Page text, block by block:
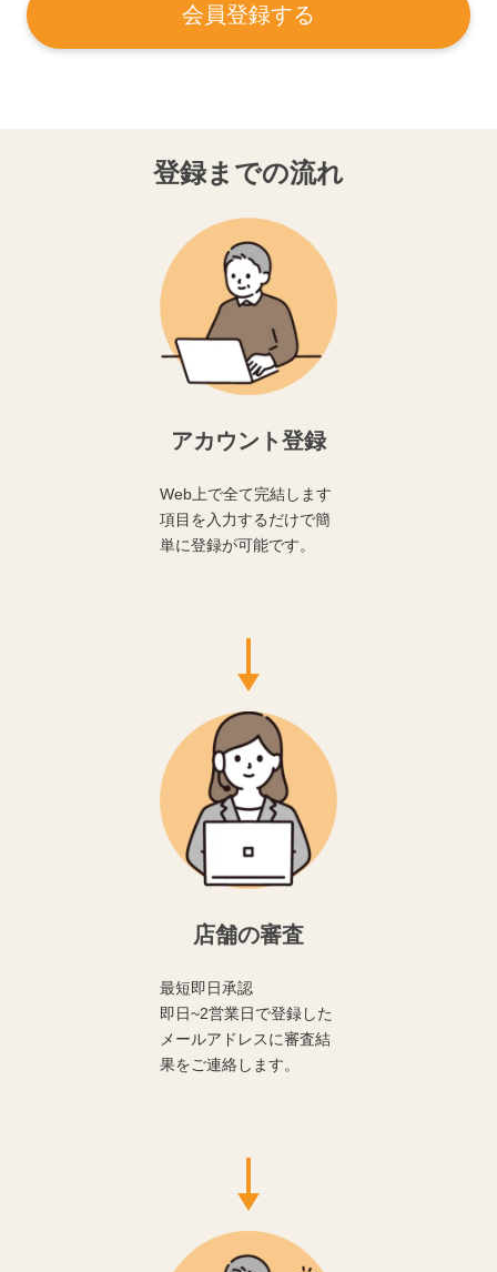
会員登録する
登録までの流れ
アカウント登録
Web上で全て完結します
項目を入力するだけで簡
単に登録が可能です。
店舗の審査
最短即日承認
即日~2営業日で登録した
メールアドレスに審査結
果をご連絡します。